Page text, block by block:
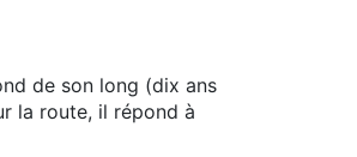
de son long (dix ans
la route, il répond à